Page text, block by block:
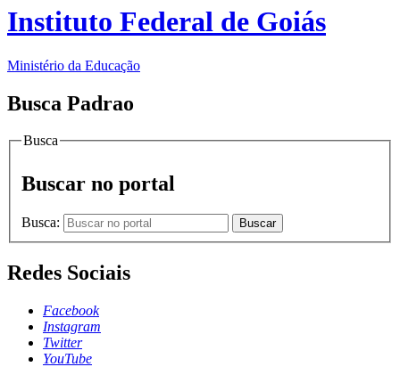
Instituto Federal de Goiás
Ministério da Educação
Busca Padrao
Busca
Buscar no portal
Busca: Buscar
Redes Sociais
Facebook
Instagram
Twitter
YouTube